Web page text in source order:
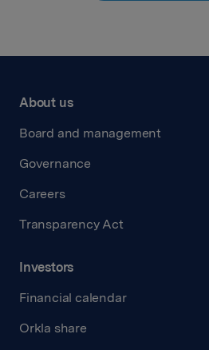
About us
Board and management
Governance
Careers
Transparency Act
Investors
Financial calendar
Orkla share